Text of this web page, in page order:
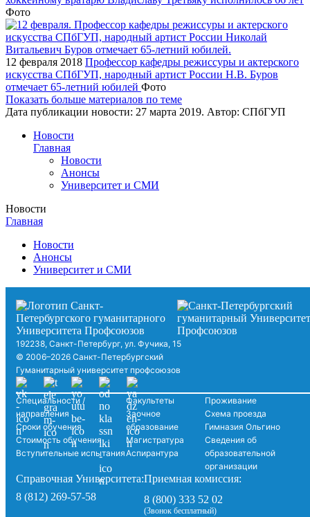
Фото
12 февраля 2018 Профессор кафедры режиссуры и актерского
искусства СПбГУП, народный артист России Н.В. Буров
отмечает 65-летний юбилей Фото
Показать больше материалов по теме
Дата публикации новости: 27 марта 2019. Автор: СПбГУП
Новости
Главная
Новости
Анонсы
Университет и СМИ
Новости
Главная
Новости
Анонсы
Университет и СМИ
192238, Санкт-Петербург, ул. Фучика, 15
© 2006–2026 Санкт-Петербургский
Гуманитарный университет профсоюзов
Специальности /
направления
Сроки обучения
Стоимость обучения
Вступительные испытания
Факультеты
Заочное
образование
Магистратура
Аспирантура
Проживание
Схема проезда
Гимназия Ольгино
Сведения об
образовательной
организации
Справочная Университета:
8 (812) 269-57-58
Приемная комиссия:
8 (800) 333 52 02
(Звонок бесплатный)